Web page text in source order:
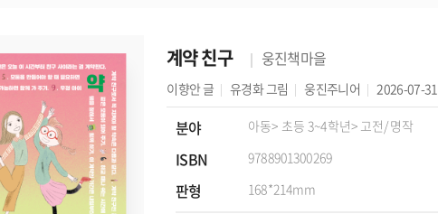
계약 친구 웅진책마을
이향안글 유경화그림 웅진주니어 2026-07-31
분야 아동> 초등 3~4학년> 고전/명작
ISBN 9788901300269
판형 168*214mm